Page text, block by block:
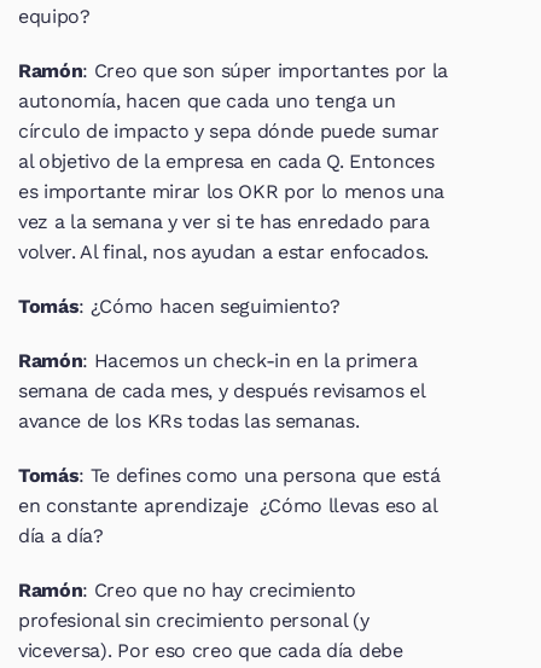
equipo?
Ramón: Creo que son súper importantes por la
autonomía, hacen que cada uno tenga un
círculo de impacto y sepa dónde puede sumar
al objetivo de la empresa en cada Q. Entonces
es importante mirar los OKR por lo menos una
vez a la semana y ver si te has enredado para
volver. Al final, nos ayudan a estar enfocados.
Tomás: ¿Cómo hacen seguimiento?
Ramón: Hacemos un check-in en la primera
semana de cada mes, y después revisamos el
avance de los KRs todas las semanas.
Tomás: Te defines como una persona que está
en constante aprendizaje  ¿Cómo llevas eso al
día a día?
Ramón: Creo que no hay crecimiento
profesional sin crecimiento personal (y
viceversa). Por eso creo que cada día debe